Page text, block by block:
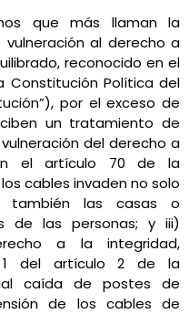
que más llaman la
al derecho a
reconocido en el
Constitución Política del
por el exceso de
un tratamiento de
del derecho a
el artículo 70 de la
cables invaden no solo
también las casas o
de las personas; y iii)
a la integridad,
1 del artículo 2 de la
caída de postes de
de los cables de